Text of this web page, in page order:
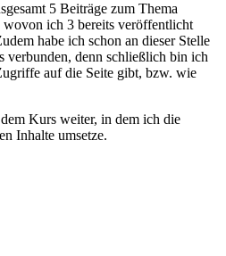
5 Beiträge zum Thema
wovon ich 3 bereits veröffentlicht
habe ich schon an dieser Stelle
verbunden, denn schließlich bin ich
auf die Seite gibt, bzw. wie
Kurs weiter, in dem ich die
Inhalte umsetze.